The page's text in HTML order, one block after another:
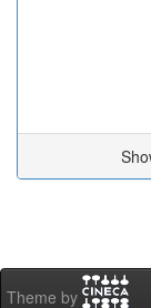
Theme by